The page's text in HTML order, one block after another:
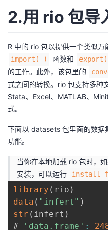
学
堂
我
的
程
我
认
证
的
实
验
我
的
收
藏
持
我
的
支
持
我
声
建
议
2.用 rio 包导
R 中的 rio 包以提供一个类似
import( ) 函数和
的工作。此外，该包里的
式之间的转换。rio 包支持多种
Stata、Excel、MATLAB、
式。
下面以 datasets 包里面的数
功能。
当你在本地加载 rio 包时，
安装，可以运行
library ( rio )
data ( "infert" )
str ( infert )
#
'data.frame' :